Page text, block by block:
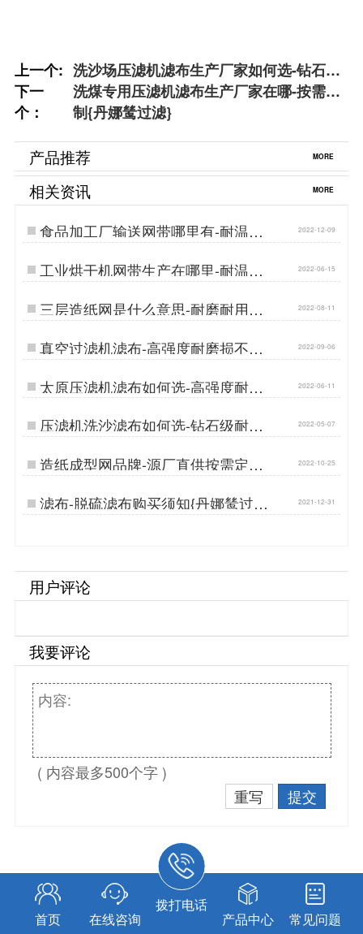
上一个: 洗沙场压滤机滤布生产厂家如何选-钻石级
耐磨损{丹娜鸶过滤}
下一
个：
洗煤专用压滤机滤布生产厂家在哪-按需定
制{丹娜鸶过滤}
产品推荐 MORE
相关资讯 MORE
食品加工厂输送网带哪里有-耐温耐
磨{丹娜鸶过滤}…
2022-12-09
工业烘干机网带生产在哪里-耐温耐
磨损{丹娜鸶过滤}…
2022-06-15
三层造纸网是什么意思-耐磨耐用成
型质量好[丹娜鸶]…
2022-08-11
真空过滤机滤布-高强度耐磨损不易
跑偏[丹娜鸶]…
2022-09-06
太原压滤机滤布如何选-高强度耐磨
损{丹娜鸶过滤}…
2022-06-11
压滤机洗沙滤布如何选-钻石级耐磨
{丹娜鸶过滤}…
2022-05-07
造纸成型网品牌-源厂直供按需定制
性价比高…
2022-10-25
滤布-脱硫滤布购买须知{丹娜鸶过滤}
…
2021-12-31
用户评论
我要评论
( 内容最多500个字 )
重写
提交
首页 在线咨询
拨打电话
产品中心
常见问题